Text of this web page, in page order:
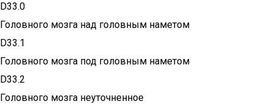
D33.0
Головного мозга над головным наметом
D33.1
Головного мозга под головным наметом
D33.2
Головного мозга неуточненное